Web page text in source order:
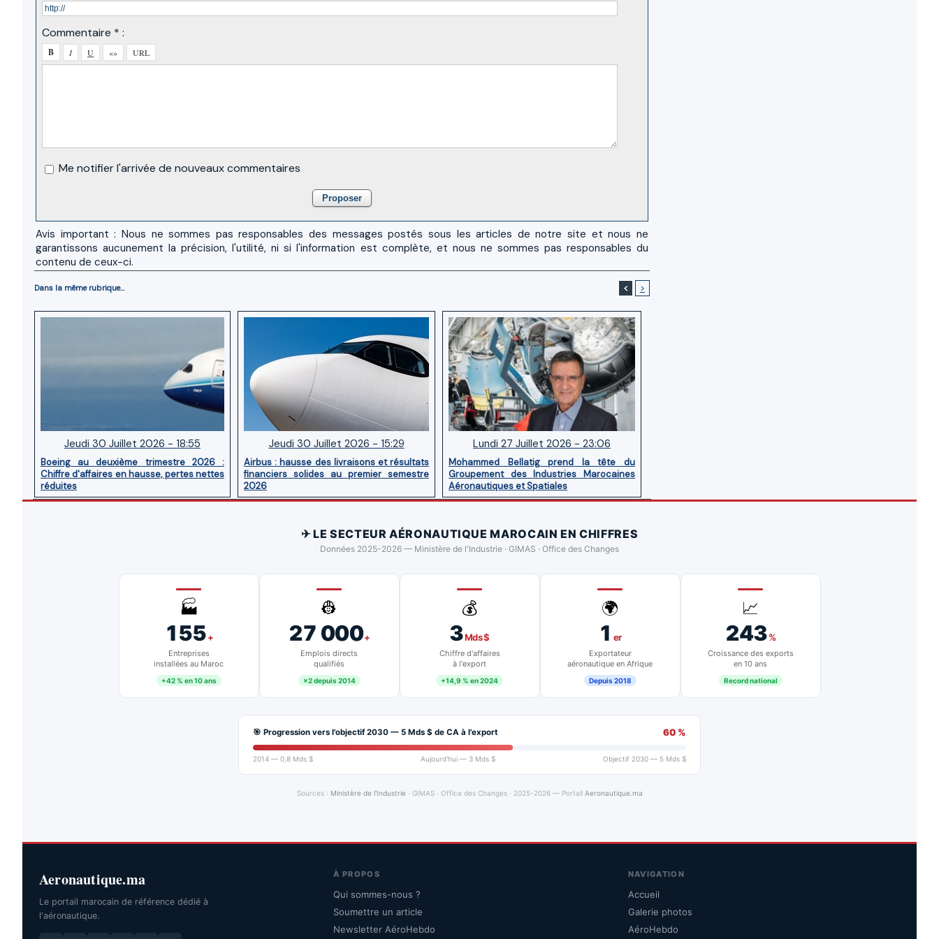
Commentaire * :
Me notifier l'arrivée de nouveaux commentaires
Avis important : Nous ne sommes pas responsables des messages postés sous les articles de notre site et nous ne
garantissons aucunement la précision, l'utilité, ni si l'information est complète, et nous ne sommes pas responsables du
contenu de ceux-ci.
Dans la même rubrique... < >
Jeudi 30 Juillet 2026 - 18:55
Boeing au deuxième trimestre 2026 :
Chiffre d'affaires en hausse, pertes nettes
réduites
Jeudi 30 Juillet 2026 - 15:29
Airbus : hausse des livraisons et résultats
financiers solides au premier semestre
2026
Lundi 27 Juillet 2026 - 23:06
Mohammed Bellatig prend la tête du
Groupement des Industries Marocaines
Aéronautiques et Spatiales
✈ LE SECTEUR AÉRONAUTIQUE MAROCAIN EN CHIFFRES
Données 2025-2026 — Ministère de l'Industrie · GIMAS · Office des Changes
🏭
155+
Entreprises
installées au Maroc
+42 % en 10 ans
👷
27 000+
Emplois directs
qualifiés
×2 depuis 2014
💰
3Mds $
Chiffre d'affaires
à l'export
+14,9 % en 2024
🌍
1 er
Exportateur
aéronautique en Afrique
Depuis 2018
📈
243%
Croissance des exports
en 10 ans
Record national
🎯 Progression vers l'objectif 2030 — 5 Mds $ de CA à l'export 60 %
2014 — 0,8 Mds $ Aujourd'hui — 3 Mds $ Objectif 2030 — 5 Mds $
Sources : Ministère de l'Industrie · GIMAS · Office des Changes · 2025-2026 — Portail Aeronautique.ma
Aeronautique.ma
Le portail marocain de référence dédié à
l'aéronautique.
À PROPOS
Qui sommes-nous ?
Soumettre un article
Newsletter AéroHebdo
NAVIGATION
Accueil
Galerie photos
AéroHebdo